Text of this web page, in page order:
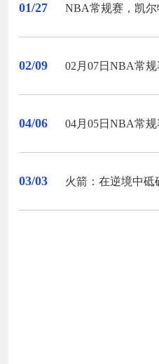
01/27 NBA常规赛，凯尔特人迎战
02/09 02月07日NBA常
04/06 04月05日NBA常
03/03 火箭：在逆境中砥